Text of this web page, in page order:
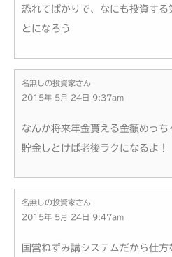
恐れてばかりで、なにも投資する
とになろう
名無しの投資家さん
2015年 5月 24日 9:37am
なんか将来年金貰える金額めっち
貯金しとけば老後ラクになるよ！
名無しの投資家さん
2015年 5月 24日 9:47am
国営ねずみ講システムだから仕